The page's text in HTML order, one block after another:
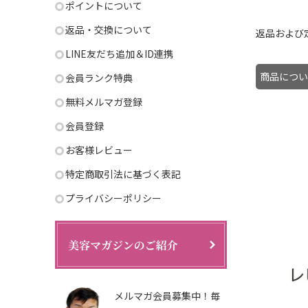
ポイントについて
返品・交換について
LINE友だち追加＆ID連携
会員ランク特典
無料メルマガ登録
会員登録
お客様レビュー
特定商取引法に基づく表記
プライバシーポリシー
メルマガ会員募集中！毎
返品および
商品につ